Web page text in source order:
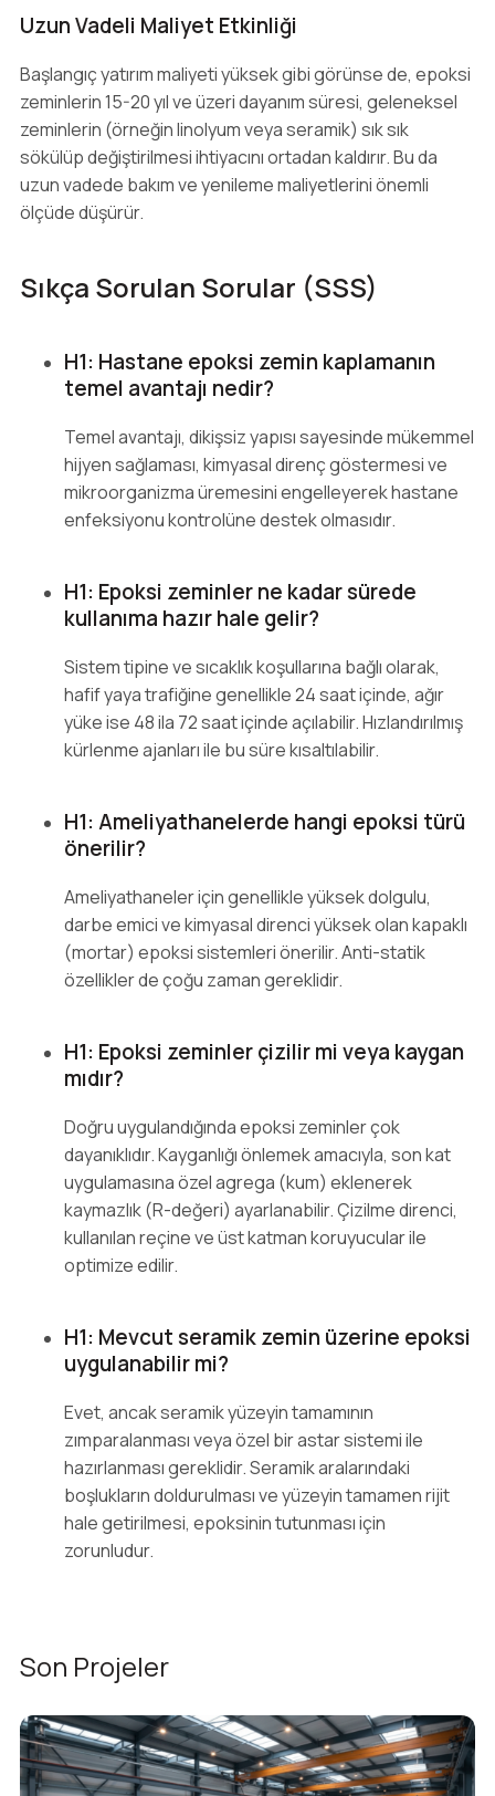
Uzun Vadeli Maliyet Etkinliği
Başlangıç yatırım maliyeti yüksek gibi görünse de, epoksi
zeminlerin 15-20 yıl ve üzeri dayanım süresi, geleneksel
zeminlerin (örneğin linolyum veya seramik) sık sık
sökülüp değiştirilmesi ihtiyacını ortadan kaldırır. Bu da
uzun vadede bakım ve yenileme maliyetlerini önemli
ölçüde düşürür.
Sıkça Sorulan Sorular (SSS)
H1: Hastane epoksi zemin kaplamanın
temel avantajı nedir?
Temel avantajı, dikişsiz yapısı sayesinde mükemmel
hijyen sağlaması, kimyasal direnç göstermesi ve
mikroorganizma üremesini engelleyerek hastane
enfeksiyonu kontrolüne destek olmasıdır.
H1: Epoksi zeminler ne kadar sürede
kullanıma hazır hale gelir?
Sistem tipine ve sıcaklık koşullarına bağlı olarak,
hafif yaya trafiğine genellikle 24 saat içinde, ağır
yüke ise 48 ila 72 saat içinde açılabilir. Hızlandırılmış
kürlenme ajanları ile bu süre kısaltılabilir.
H1: Ameliyathanelerde hangi epoksi türü
önerilir?
Ameliyathaneler için genellikle yüksek dolgulu,
darbe emici ve kimyasal direnci yüksek olan kapaklı
(mortar) epoksi sistemleri önerilir. Anti-statik
özellikler de çoğu zaman gereklidir.
H1: Epoksi zeminler çizilir mi veya kaygan
mıdır?
Doğru uygulandığında epoksi zeminler çok
dayanıklıdır. Kayganlığı önlemek amacıyla, son kat
uygulamasına özel agrega (kum) eklenerek
kaymazlık (R-değeri) ayarlanabilir. Çizilme direnci,
kullanılan reçine ve üst katman koruyucular ile
optimize edilir.
H1: Mevcut seramik zemin üzerine epoksi
uygulanabilir mi?
Evet, ancak seramik yüzeyin tamamının
zımparalanması veya özel bir astar sistemi ile
hazırlanması gereklidir. Seramik aralarındaki
boşlukların doldurulması ve yüzeyin tamamen rijit
hale getirilmesi, epoksinin tutunması için
zorunludur.
Son Projeler